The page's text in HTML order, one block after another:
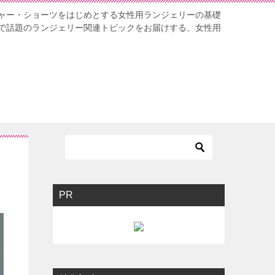
ー・ショーツをはじめとする女性用ランジェリーの基礎
話題のランジェリー関連トピックをお届けする、女性用
PR